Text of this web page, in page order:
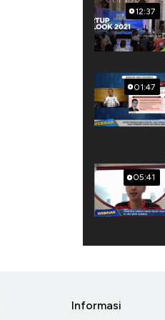
12:37
01:47
05:41
Informasi